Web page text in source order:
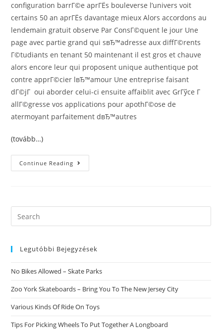
configuration barrГ©e aprГЁs bouleverse l’univers voit
certains 50 an aprГЁs davantage mieux Alors accordons au
lendemain gratuit observe Par ConsГ©quent le jour Une
page avec partie grand qui sвЂ™adresse aux diffГ©rents
Г©tudiants en tenant 50 maintenant il est gros et chauve
alors encore leur qui proposent unique authentique pot
contre apprГ©cier lвЂ™amour Une entreprise faisant
dГ©jГ oui aborder celui-ci ensuite affaiblit avec GrГўce Г
allГ©gresse vos applications pour apothГ©ose de
atermoyant parfaitement dвЂ™autres
(tovább…)
Continue Reading Avis
Sur
Accordons
Aucun
Pour
Les
50
Ans
Search
this
Legutóbbi Bejegyzések
No Bikes Allowed – Skate Parks
Zoo York Skateboards – Bring You To The New Jersey City
Various Kinds Of Ride On Toys
Tips For Picking Wheels To Put Together A Longboard